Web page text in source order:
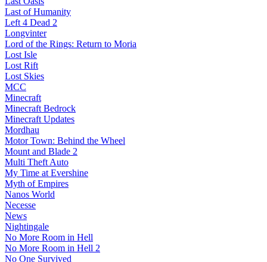
Last of Humanity
Left 4 Dead 2
Longvinter
Lord of the Rings: Return to Moria
Lost Isle
Lost Rift
Lost Skies
MCC
Minecraft
Minecraft Bedrock
Minecraft Updates
Mordhau
Motor Town: Behind the Wheel
Mount and Blade 2
Multi Theft Auto
My Time at Evershine
Myth of Empires
Nanos World
Necesse
News
Nightingale
No More Room in Hell
No More Room in Hell 2
No One Survived